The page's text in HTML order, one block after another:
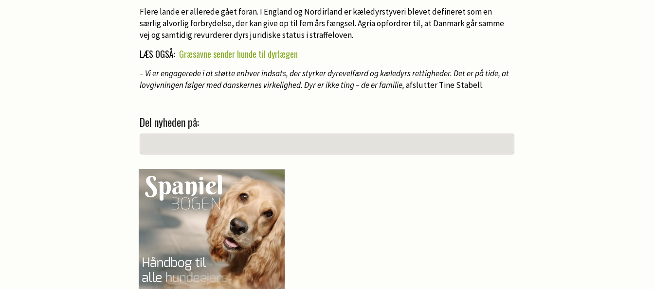
Flere lande er allerede gået foran. I England og Nordirland er kæledyrstyveri blevet defineret som en
særlig alvorlig forbrydelse, der kan give op til fem års fængsel. Agria opfordrer til, at Danmark går samme
vej og samtidig revurderer dyrs juridiske status i straffeloven.
LÆS OGSÅ: Græsavne sender hunde til dyrlægen
– Vi er engagerede i at støtte enhver indsats, der styrker dyrevelfærd og kæledyrs rettigheder. Det er på tide, at
lovgivningen følger med danskernes virkelighed. Dyr er ikke ting – de er familie,afslutter Tine Stabell.
Del nyheden på: